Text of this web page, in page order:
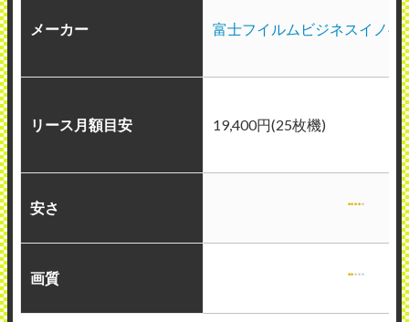
メーカー 富士フイルムビジネスイノベ
リース月額目安 19,400円(25枚機)
安さ
画質